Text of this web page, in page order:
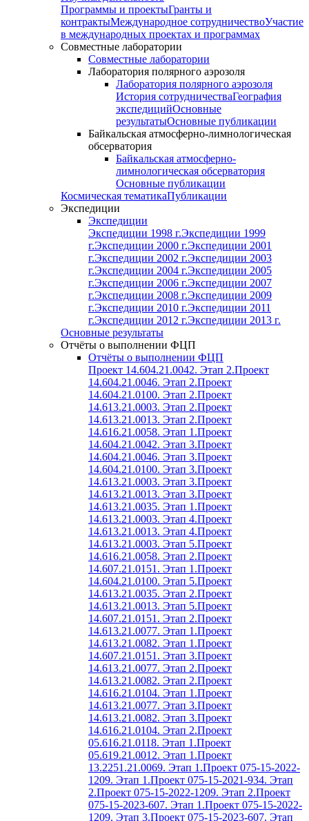
Программы и проектыГранты и
контрактыМеждународное сотрудничествоУчастие
в международных проектах и программах
Совместные лаборатории
Совместные лаборатории
Лаборатория полярного аэрозоля
Лаборатория полярного аэрозоля
История сотрудничестваГеография
экспедицийОсновные
результатыОсновные публикации
Байкальская атмосферно-лимнологическая
обсерватория
Байкальская атмосферно-
лимнологическая обсерватория
Основные публикации
Космическая тематикаПубликации
Экспедиции
Экспедиции
Экспедиции 1998 г.Экспедиции 1999
г.Экспедиции 2000 г.Экспедиции 2001
г.Экспедиции 2002 г.Экспедиции 2003
г.Экспедиции 2004 г.Экспедиции 2005
г.Экспедиции 2006 г.Экспедиции 2007
г.Экспедиции 2008 г.Экспедиции 2009
г.Экспедиции 2010 г.Экспедиции 2011
г.Экспедиции 2012 г.Экспедиции 2013 г.
Основные результаты
Отчёты о выполнении ФЦП
Отчёты о выполнении ФЦП
Проект 14.604.21.0042. Этап 2.Проект
14.604.21.0046. Этап 2.Проект
14.604.21.0100. Этап 2.Проект
14.613.21.0003. Этап 2.Проект
14.613.21.0013. Этап 2.Проект
14.616.21.0058. Этап 1.Проект
14.604.21.0042. Этап 3.Проект
14.604.21.0046. Этап 3.Проект
14.604.21.0100. Этап 3.Проект
14.613.21.0003. Этап 3.Проект
14.613.21.0013. Этап 3.Проект
14.613.21.0035. Этап 1.Проект
14.613.21.0003. Этап 4.Проект
14.613.21.0013. Этап 4.Проект
14.613.21.0003. Этап 5.Проект
14.616.21.0058. Этап 2.Проект
14.607.21.0151. Этап 1.Проект
14.604.21.0100. Этап 5.Проект
14.613.21.0035. Этап 2.Проект
14.613.21.0013. Этап 5.Проект
14.607.21.0151. Этап 2.Проект
14.613.21.0077. Этап 1.Проект
14.613.21.0082. Этап 1.Проект
14.607.21.0151. Этап 3.Проект
14.613.21.0077. Этап 2.Проект
14.613.21.0082. Этап 2.Проект
14.616.21.0104. Этап 1.Проект
14.613.21.0077. Этап 3.Проект
14.613.21.0082. Этап 3.Проект
14.616.21.0104. Этап 2.Проект
05.616.21.0118. Этап 1.Проект
05.619.21.0012. Этап 1.Проект
13.2251.21.0069. Этап 1.Проект 075-15-2022-
1209. Этап 1.Проект 075-15-2021-934. Этап
2.Проект 075-15-2022-1209. Этап 2.Проект
075-15-2023-607. Этап 1.Проект 075-15-2022-
1209. Этап 3.Проект 075-15-2023-607. Этап